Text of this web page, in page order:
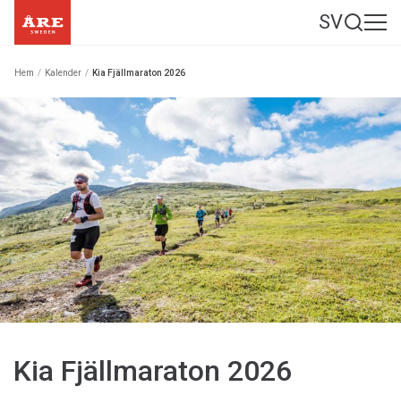
SV
Hem / Kalender / Kia Fjällmaraton 2026
Kia Fjällmaraton 2026